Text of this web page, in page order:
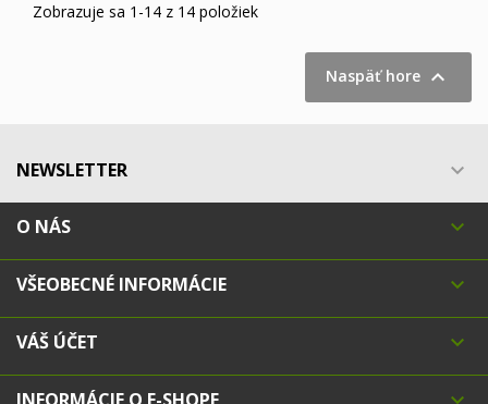
Zobrazuje sa 1-14 z 14 položiek
Naspäť hore 
NEWSLETTER 
O NÁS 
VŠEOBECNÉ INFORMÁCIE 
VÁŠ ÚČET 